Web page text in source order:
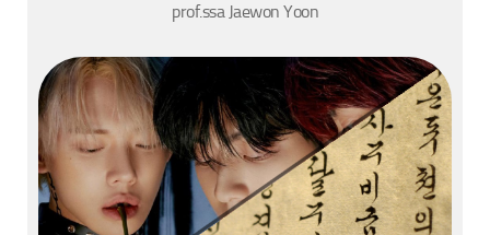
prof.ssa Jaewon Yoon